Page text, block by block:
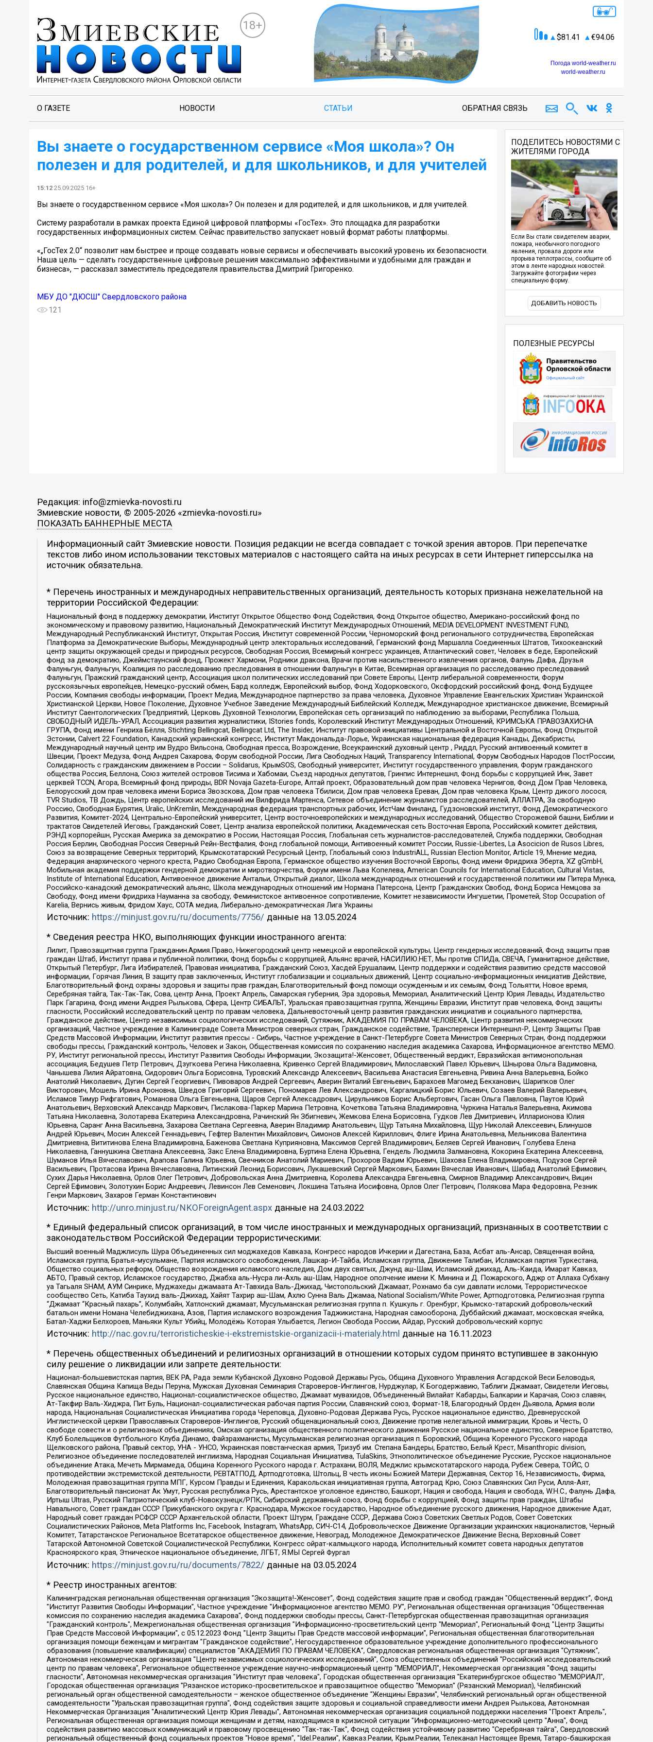
18+
81.41 94.06
Погода world-weather.ru
world-weather.ru
О ГАЗЕТЕ НОВОСТИ СТАТЬИ ОБРАТНАЯ СВЯЗЬ
Вы знаете о государственном сервисе «Моя школа»? Он
полезен и для родителей, и для школьников, и для учителей
15:12 25.09.2025 16+
Вы знаете о государственном сервисе «Моя школа»? Он полезен и для родителей, и для школьников, и для учителей.
Систему разработали в рамках проекта Единой цифровой платформы «ГосТех». Это площадка для разработки
государственных информационных систем. Сейчас правительство запускает новый формат работы платформы.
«„ГосТех 2.0“ позволит нам быстрее и проще создавать новые сервисы и обеспечивать высокий уровень их безопасности.
Наша цель — сделать государственные цифровые решения максимально эффективными и удобными для граждан и
бизнеса», — рассказал заместитель председателя правительства Дмитрий Григоренко.
МБУ ДО "ДЮСШ" Свердловского района
121
ПОДЕЛИТЕСЬ НОВОСТЯМИ С
ЖИТЕЛЯМИ ГОРОДА
Если Вы стали свидетелем аварии,
пожара, необычного погодного
явления, провала дороги или
прорыва теплотрассы, сообщите об
этом в ленте народных новостей.
Загружайте фотографии через
специальную форму.
ДОБАВИТЬ НОВОСТЬ
ПОЛЕЗНЫЕ РЕСУРСЫ
Редакция: info@zmievka-novosti.ru
Змиевские новости, © 2005-2026 «zmievka-novosti.ru»
ПОКАЗАТЬ БАННЕРНЫЕ МЕСТА
Информационный сайт Змиевские новости. Позиция редакции не всегда совпадает с точкой зрения авторов. При перепечатке
текстов либо ином использовании текстовых материалов с настоящего сайта на иных ресурсах в сети Интернет гиперссылка на
источник обязательна.
* Перечень иностранных и международных неправительственных организаций, деятельность которых признана нежелательной на
территории Российской Федерации:
Национальный фонд в поддержку демократии, Институт Открытое Общество Фонд Содействия, Фонд Открытое общество, Американо-российский фонд по
экономическому и правовому развитию, Национальный Демократический Институт Международных Отношений, MEDIA DEVELOPMENT INVESTMENT FUND,
Международный Республиканский Институт, Открытая Россия, Институт современной России, Черноморский фонд регионального сотрудничества, Европейская
Платформа за Демократические Выборы, Международный центр электоральных исследований, Германский фонд Маршалла Соединенных Штатов, Тихоокеанский
центр защиты окружающей среды и природных ресурсов, Свободная Россия, Всемирный конгресс украинцев, Атлантический совет, Человек в беде, Европейский
фонд за демократию, Джеймстаунский фонд, Прожект Хармони, Родники дракона, Врачи против насильственного извлечения органов, Фалунь Дафа, Друзья
Фалуньгун, Фалуньгун, Коалиция по расследованию преследования в отношении Фалуньгун в Китае, Всемирная организация по расследованию преследований
Фалуньгун, Пражский гражданский центр, Ассоциация школ политических исследований при Совете Европы, Центр либеральной современности, Форум
русскоязычных европейцев, Немецко-русский обмен, Бард колледж, Европейский выбор, Фонд Ходорковского, Оксфордский российский фонд, Фонд Будущее
России, Компания свободы информации, Проект Медиа, Международное партнерство за права человека, Духовное Управление Евангельских Христиан Украинской
Христианской Церкви, Новое Поколение, Духовное Учебное Заведение Международный Библейский Колледж, Международное христианское движение, Всемирный
Институт Саентологических Предприятий, Церковь Духовной Технологии, Европейская сеть организаций по наблюдению за выборами, Республика Польша,
СВОБОДНЫЙ ИДЕЛЬ-УРАЛ, Ассоциация развития журналистики, IStories fonds, Королевский Институт Международных Отношений, КРИМСЬКА ПРАВОЗАХИСНА
ГРУПА, Фонд имени Генриха Бёлля, Stichting Bellingcat, Bellingcat Ltd, The Insider, Институт правовой инициативы Центральной и Восточной Европы, Фонд Открытой
Эстонии, Calvert 22 Foundation, Канадский украинский конгресс, Институт Макдональда-Лорье, Украинская национальная федерация Канады, Декабристы,
Международный научный центр им Вудро Вильсона, Свободная пресса, Возрождение, Всеукраинский духовный центр , Риддл, Русский антивоенный комитет в
Швеции, Проект Медуза, Фонд Андрея Сахарова, Форум свободной России, Лига Свободных Наций, Transparеncy International, Форум Свободных Народов ПостРоссии,
Солидарность с гражданским движением в России – Solidarus, КрымSOS, Свободный университет, Институт государственного управления, Форум гражданского
общества Россия, Беллона, Союз жителей островов Тисима и Хабомаи, Съезд народных депутатов, Гринпис Интернешнл, Фонд борьбы с коррупцией Инк, Завет
церквей TCCN, Агора, Всемирный фонд природы, BDR Novaja Gazeta-Europe, Алтай проект, Образовательный дом прав человека Чернигов, Фонд Дом Прав Человека,
Белорусский дом прав человека имени Бориса Звозскова, Дом прав человека Тбилиси, Дом прав человека Ереван, Дом прав человека Крым, Центр дикого лосося,
TVR Studios, ТВ Дождь, Центр европейских исследований им Вилфрида Мартенса, Сетевое объединение журналистов расследователей, АЛЛАТРА, За свободную
Россию, Свободная Бурятия, Uralic, UnKremlin, Международная федерация транспортных рабочих, ИстЧам Финланд, Гудзоновский институт, Фонд Демократического
Развития, Комитет-2024, Центрально-Европейский университет, Центр восточноевропейских и международных исследований, Общество Сторожевой башни, Библии и
трактатов Свидетелей Иеговы, Гражданский Совет, Центр анализа европейской политики, Академическая сеть Восточная Европа, Российский комитет действия,
РЭНД корпорейшн, Русская Америка за демократию в России, Настоящая Россия, Глобальная сеть журналистов-расследователей, Служба поддержки, Свободная
Россия Берлин, Свободная Россия Северный Рейн-Вестфалия, Фонд глобальной помощи, Антивоенный комитет России, Russie-Libertes, La Asocicion de Rusos Libres,
Союз за возвращение Северных территорий, Крымскотатарский Ресурсный Центр, Глобальный союз IndustriALL, Russian Election Monitor, Article 19, Мнение медиа,
Федерация анархического черного креста, Радио Свободная Европа, Германское общество изучения Восточной Европы, Фонд имени Фридриха Эберта, XZ gGmbH,
Мобильная академия поддержки гендерной демократии и миротворчества, Форум имени Льва Копелева, American Councils for International Education, Cultural Vistas,
Institute of International Education, Антивоенное движение Антальи, Открытый диалог, Школа международных отношений и государственной политики им Питера Мунка,
Российско-канадский демократический альянс, Школа международных отношений им Нормана Патерсона, Центр Гражданских Свобод, Фонд Бориса Немцова за
Свободу, Фонд имени Фридриха Науманна за свободу, Феминистское антивоенное сопротивление, Комитет независимости Ингушетии, Прометей, Stop Occupation of
Karelia, Вернись живым, Фридом Хаус, СОТА медиа, Либерально-демократическая Лига Украины
Источник: https://minjust.gov.ru/ru/documents/7756/ данные на 13.05.2024
* Сведения реестра НКО, выполняющих функции иностранного агента:
Лилит, Правозащитная группа Гражданин.Армия.Право, Нижегородский центр немецкой и европейской культуры, Центр гендерных исследований, Фонд защиты прав
граждан Штаб, Институт права и публичной политики, Фонд борьбы с коррупцией, Альянс врачей, НАСИЛИЮ.НЕТ, Мы против СПИДа, СВЕЧА, Гуманитарное действие,
Открытый Петербург, Лига Избирателей, Правовая инициатива, Гражданский Союз, Хасдей Ерушалаим, Центр поддержки и содействия развитию средств массовой
информации, Горячая Линия, В защиту прав заключенных, Институт глобализации и социальных движений, Центр социально-информационных инициатив Действие,
Благотворительный фонд охраны здоровья и защиты прав граждан, Благотворительный фонд помощи осужденным и их семьям, Фонд Тольятти, Новое время,
Серебряная тайга, Так-Так-Так, Сова, центр Анна, Проект Апрель, Самарская губерния, Эра здоровья, Мемориал, Аналитический Центр Юрия Левады, Издательство
Парк Гагарина, Фонд имени Андрея Рылькова, Сфера, Центр СИБАЛЬТ, Уральская правозащитная группа, Женщины Евразии, Институт прав человека, Фонд защиты
гласности, Российский исследовательский центр по правам человека, Дальневосточный центр развития гражданских инициатив и социального партнерства,
Гражданское действие, Центр независимых социологических исследований, Сутяжник, АКАДЕМИЯ ПО ПРАВАМ ЧЕЛОВЕКА, Центр развития некоммерческих
организаций, Частное учреждение в Калининграде Совета Министров северных стран, Гражданское содействие, Трансперенси Интернешнл-Р, Центр Защиты Прав
Средств Массовой Информации, Институт развития прессы - Сибирь, Частное учреждение в Санкт-Петербурге Совета Министров Северных Стран, Фонд поддержки
свободы прессы, Гражданский контроль, Человек и Закон, Общественная комиссия по сохранению наследия академика Сахарова, Информационное агентство МЕМО.
РУ, Институт региональной прессы, Институт Развития Свободы Информации, Экозащита!-Женсовет, Общественный вердикт, Евразийская антимонопольная
ассоциация, Бедушев Петр Петрович, Дзугкоева Регина Николаевна, Кривенко Сергей Владимирович, Милославский Павел Юрьевич, Шнырова Ольга Вадимовна,
Чанышева Лилия Айратовна, Сидорович Ольга Борисовна, Туровский Александр Алексеевич, Васильева Анастасия Евгеньевна, Ривина Анна Валерьевна, Бойко
Анатолий Николаевич, Дугин Сергей Георгиевич, Пивоваров Андрей Сергеевич, Аверин Виталий Евгеньевич, Барахоев Магомед Бекханович, Шарипков Олег
Викторович, Мошель Ирина Ароновна, Шведов Григорий Сергеевич, Пономарев Лев Александрович, Каргалицкий Борис Юльевич, Созаев Валерий Валерьевич,
Исламов Тимур Рифгатович, Романова Ольга Евгеньевна, Щаров Сергей Алексадрович, Цирульников Борис Альбертович, Гасан Ольга Павловна, Паутов Юрий
Анатольевич, Верховский Александр Маркович, Пислакова-Паркер Марина Петровна, Кочеткова Татьяна Владимировна, Чуркина Наталья Валерьевна, Акимова
Татьяна Николаевна, Золотарева Екатерина Александровна, Рачинский Ян Збигневич, Жемкова Елена Борисовна, Гудков Лев Дмитриевич, Илларионова Юлия
Юрьевна, Саранг Анна Васильевна, Захарова Светлана Сергеевна, Аверин Владимир Анатольевич, Щур Татьяна Михайловна, Щур Николай Алексеевич, Блинушов
Андрей Юрьевич, Мосин Алексей Геннадьевич, Гефтер Валентин Михайлович, Симонов Алексей Кириллович, Флиге Ирина Анатольевна, Мельникова Валентина
Дмитриевна, Вититинова Елена Владимировна, Баженова Светлана Куприяновна, Максимов Сергей Владимирович, Беляев Сергей Иванович, Голубева Елена
Николаевна, Ганнушкина Светлана Алексеевна, Закс Елена Владимировна, Буртина Елена Юрьевна, Гендель Людмила Залмановна, Кокорина Екатерина Алексеевна,
Шуманов Илья Вячеславович, Арапова Галина Юрьевна, Свечников Анатолий Мариевич, Прохоров Вадим Юрьевич, Шахова Елена Владимировна, Подузов Сергей
Васильевич, Протасова Ирина Вячеславовна, Литинский Леонид Борисович, Лукашевский Сергей Маркович, Бахмин Вячеслав Иванович, Шабад Анатолий Ефимович,
Сухих Дарья Николаевна, Орлов Олег Петрович, Добровольская Анна Дмитриевна, Королева Александра Евгеньевна, Смирнов Владимир Александрович, Вицин
Сергей Ефимович, Золотухин Борис Андреевич, Левинсон Лев Семенович, Локшина Татьяна Иосифовна, Орлов Олег Петрович, Полякова Мара Федоровна, Резник
Генри Маркович, Захаров Герман Константинович
Источник: http://unro.minjust.ru/NKOForeignAgent.aspxданные на 24.03.2022
* Единый федеральный список организаций, в том числе иностранных и международных организаций, признанных в соответствии с
законодательством Российской Федерации террористическими:
Высший военный Маджлисуль Шура Объединенных сил моджахедов Кавказа, Конгресс народов Ичкерии и Дагестана, База, Асбат аль-Ансар, Священная война,
Исламская группа, Братья-мусульмане, Партия исламского освобождения, Лашкар-И-Тайба, Исламская группа, Движение Талибан, Исламская партия Туркестана,
Общество социальных реформ, Общество возрождения исламского наследия, Дом двух святых, Джунд аш-Шам, Исламский джихад, Аль-Каида, Имарат Кавказ,
АБТО, Правый сектор, Исламское государство, Джабха аль-Нусра ли-Ахль аш-Шам, Народное ополчение имени К. Минина и Д. Пожарского, Аджр от Аллаха Субхану
уа Тагьаля SHAM, АУМ Синрике, Муджахеды джамаата Ат-Тавхида Валь-Джихад, Чистопольский Джамаат, Рохнамо ба суи давлати исломи, Террористическое
сообщество Сеть, Катиба Таухид валь-Джихад, Хайят Тахрир аш-Шам, Ахлю Сунна Валь Джамаа, National Socialism/White Power, Артподготовка, Религиозная группа
“Джамаат “Красный пахарь”, Колумбайн, Хатлонский джамаат, Мусульманская религиозная группа п. Кушкуль г. Оренбург, Крымско-татарский добровольческий
батальон имени Номана Челебиджихана, Азов, Партия исламского возрождения Таджикистана, Народная самооборона, Дуббайский джамаат, московская ячейка,
Батал-Хаджи Белхороев, Маньяки Культ Убийц, Молодёжь Которая Улыбается, Легион Свобода России, Айдар, Русский добровольческий корпус
Источник: http://nac.gov.ru/terroristicheskie-i-ekstremistskie-organizacii-i-materialy.html данные на 16.11.2023
* Перечень общественных объединений и религиозных организаций в отношении которых судом принято вступившее в законную
силу решение о ликвидации или запрете деятельности:
Национал-большевистская партия, ВЕК РА, Рада земли Кубанской Духовно Родовой Державы Русь, Община Духовного Управления Асгардской Веси Беловодья,
Славянская Община Капища Веды Перуна, Мужская Духовная Семинария Староверов-Инглингов, Нурджулар, К Богодержавию, Таблиги Джамаат, Свидетели Иеговы,
Русское национальное единство, Национал-социалистическое общество, Джамаат мувахидов, Объединенный Вилайат Кабарды, Балкарии и Карачая, Союз славян,
Ат-Такфир Валь-Хиджра, Пит Буль, Национал-социалистическая рабочая партия России, Славянский союз, Формат-18, Благородный Орден Дьявола, Армия воли
народа, Национальная Социалистическая Инициатива города Череповца, Духовно-Родовая Держава Русь, Русское национальное единство, Древнерусской
Инглистической церкви Православных Староверов-Инглингов, Русский общенациональный союз, Движение против нелегальной иммиграции, Кровь и Честь, О
свободе совести и о религиозных объединениях, Омская организация общественного политического движения Русское национальное единство, Северное Братство,
Клуб Болельщиков Футбольного Клуба Динамо, Файзрахманисты, Мусульманская религиозная организация п. Боровский, Община Коренного Русского народа
Щелковского района, Правый сектор, УНА - УНСО, Украинская повстанческая армия, Тризуб им. Степана Бандеры, Братство, Белый Крест, Misanthropic division,
Религиозное объединение последователей инглиизма, Народная Социальная Инициатива, TulaSkins, Этнополитическое объединение Русские, Русское национальное
объединение Атака, Мечеть Мирмамеда, Община Коренного Русского народа г. Астрахани, ВОЛЯ, Меджлис крымскотатарского народа, Рубеж Севера, ТОЙС, О
противодействии экстремистской деятельности, РЕВТАТПОД, Артподготовка, Штольц, В честь иконы Божией Матери Державная, Сектор 16, Независимость, Фирма,
Молодежная правозащитная группа МПГ, Курсом Правды и Единения, Каракольская инициативная группа, Автоград Крю, Союз Славянских Сил Руси, Алля-Аят,
Благотворительный пансионат Ак Умут, Русская республика Русь, Арестантское уголовное единство, Башкорт, Нация и свобода, Нация и свобода, W.H.С., Фалунь Дафа,
Иртыш Ultras, Русский Патриотический клуб-Новокузнецк/РПК, Сибирский державный союз, Фонд борьбы с коррупцией, Фонд защиты прав граждан, Штабы
Навального, Совет граждан СССР Прикубанского округа г. Краснодара, Мужское государство, Народное объединение русского движения, Народное движение Адат,
Народный совет граждан РСФСР СССР Архангельской области, Проект Штурм, Граждане СССР, Держава Союз Советских Светлых Родов, Совет Советских
Социалистических Районов, Meta Platforms Inc, Facebook, Instagram, WhatsApp, СИЧ-С14, Добровольческое Движение Организации украинских националистов, Черный
Комитет, Татарстанское Региональное Всетатарское общественное движение, Невоград, Молодежное Демократическое Движение Весна, Верховный Совет
Татарской Автономной Советской Социалистической Республики, Конгресс ойрат-калмыцкого народа, Исполнительный комитет совета народных депутатов
Красноярского края, Этническое национальное объединение, ЛГБТ, Я.МЫ Сергей Фургал
Источник: https://minjust.gov.ru/ru/documents/7822/ данные на 03.05.2024
* Реестр иностранных агентов:
Калининградская региональная общественная организация "Экозащита!-Женсовет", Фонд содействия защите прав и свобод граждан "Общественный вердикт", Фонд "Институт Развития Свободы Информации", Частное учреждение "Информационное агентство МЕМО. РУ", Региональная общественная организация "Общественная комиссия по сохранению наследия академика Сахарова", Фонд поддержки свободы прессы, Санкт-Петербургская общественная правозащитная организация "Гражданский контроль", Межрегиональная общественная организация "Информационно-просветительский центр "Мемориал", Региональный Фонд "Центр Защиты Прав Средств Массовой Информации", с 05.12.2023 Фонд "Центр Защиты Прав Средств массовой информации", Региональная общественная благотворительная организация помощи беженцам и мигрантам "Гражданское содействие", Негосударственное образовательное учреждение дополнительного профессионального образования (повышение квалификации) специалистов "АКАДЕМИЯ ПО ПРАВАМ ЧЕЛОВЕКА", Свердловская региональная общественная организация "Сутяжник", Автономная некоммерческая организация "Центр независимых социологических исследований", Союз общественных объединений "Российский исследовательский центр по правам человека", Региональное общественное учреждение научно-информационный центр "МЕМОРИАЛ", Некоммерческая организация "Фонд защиты гласности", Автономная некоммерческая организация "Институт прав человека", Городская общественная организация "Екатеринбургское общество "МЕМОРИАЛ", Городская общественная организация "Рязанское историко-просветительское и правозащитное общество "Мемориал" (Рязанский Мемориал), Челябинский региональный орган общественной самодеятельности – женское общественное объединение "Женщины Евразии", Челябинский региональный орган общественной самодеятельности "Уральская правозащитная группа", Фонд содействия защите здоровья и социальной справедливости имени Андрея Рылькова, Автономная Некоммерческая Организация "Аналитический Центр Юрия Левады", Автономная некоммерческая организация социальной поддержки населения "Проект Апрель", Региональная общественная организация помощи женщинам и детям, находящимся в кризисной ситуации "Информационно-методический центр "Анна", Фонд содействия развитию массовых коммуникаций и правовому просвещению "Так-так-Так", Фонд содействия устойчивому развитию "Серебряная тайга", Свердловский региональный общественный фонд социальных проектов "Новое время", "Idel.Реалии", Кавказ.Реалии, Крым.Реалии, Телеканал Настоящее Время, Татаро-башкирская служба Радио Свобода (Azatliq Radiosi), Радио Свободная Европа/Радио Свобода (PCE/PC), "Сибирь.Реалии", "Фактограф", Благотворительный фонд помощи осужденным и их семьям, Автономная некоммерческая организация "Институт глобализации и социальных движений", Фонд "В защиту прав заключенных", Частное учреждение "Центр поддержки и содействия развитию средств массовой информации", Пензенский региональный общественный благотворительный фонд "Гражданский союз", "Север.Реалии", Некоммерческая организация Фонд "Правовая инициатива", Общество с ограниченной ответственностью "Радио Свободная Европа/Радио Свобода", Чешское информационное агентство "MEDIUM-ORIENT", Красноярская региональная общественная организация "Мы против СПИДа", Камалягин Денис Николаевич, Маркелов Сергей Евгеньевич, Пономарев Лев Александрович, Савицкая Людмила Алексеевна, Автономная некоммерческая организация "Центр по работе с проблемой насилия "НАСИЛИЮ.НЕТ", Межрегиональный профессиональный союз работников здравоохранения "Альянс врачей", Юридическое лицо, зарегистрированное в Латвийской Республике, SIA "Medusa Project" (регистрационный номер 40103797863, дата регистрации 10.06.2014), Некоммерческая организация "Фонд по борьбе с коррупцией", Автономная некоммерческая организация "Институт права и публичной политики", Баданин Роман Сергеевич, Гликин Максим Александрович, Железнова Мария Михайловна, Лукьянова Юлия Сергеевна, Маетная Елизавета Витальевна, Маняхин Петр Борисович, Чуракова Ольга Владимировна, Ярош Юлия Петровна, Юридическое лицо "The Insider SIA", зарегистрированное в Риге, Латвийская Республика (дата регистрации 26.06.2015), являющееся администратором доменного имени интернет-издания "The Insider SIA", https://theins.ru, Постернак Алексей Евгеньевич, Рубин Михаил Аркадьевич, Анин Роман Александрович, Юридическое лицо Istories fonds, зарегистрированное в Латвийской Республике (регистрационный номер 50008295751, дата регистрации 24.02.2020), Великовский Дмитрий Александрович, Долинина Ирина Николаевна, Мароховская Алеся Алексеевна, Шлейнов Роман Юрьевич, Шмагун Олеся Валентиновна, Общество с ограниченной ответственностью "Альтаир 2021", Общество с ограниченной ответственностью "Вега 2021", Общество с ограниченной ответственностью "Главный редактор 2021", Общество с ограниченной ответственностью "Ромашки монолит", Важенков Артем Валерьевич, Ивановская областная общественная организация "Центр гендерных исследований", Гурман Юрий Альбертович, Медиапроект "ОВД-Инфо", Егоров Владимир Владимирович, Жилинский Владимир Александрович, Общество с ограниченной ответственностью "ЗП", Иванова София Юрьевна, Карезина Инна Павловна, Кильтау Екатерина Викторовна, Петров Алексей Викторович, Пискунов Сергей Евгеньевич, Смирнов Сергей Сергеевич, Тихонов Михаил Сергеевич, Общество с ограниченной ответственностью "ЖУРНАЛИСТ-ИНОСТРАННЫЙ АГЕНТ", Арапова Галина Юрьевна, Вольтская Татьяна Анатольевна, Американская компания "Mason G.E.S. Anonymous Foundation" (США), являющаяся владельцем интернет-издания https://mnews.world/, Компания "Stichting Bellingcat", зарегистрированная в Нидерландах (дата регистрации 11.07.2018), Захаров Андрей Вячеславович, Клепиковская Екатерина Дмитриевна, Общество с ограниченной ответственностью "МЕМО", Перл Роман Александрович, Симонов Евгений Алексеевич, Соловьева Елена Анатольевна, Сотников Даниил Владимирович, Сурначева Елизавета Дмитриевна, Автономная некоммерческая организация по защите прав человека и информированию населения "Якутия – Наше Мнение", Общество с ограниченной ответственностью "Москоу диджитал медиа", с 26.01.2023 Общество с ограниченной ответственностью "Чайка Белые сады", Ветошкина Валерия Валерьевна, Заговора Максим Александрович, Межрегиональное общественное движение "Российская ЛГБТ - сеть", Оленичев Максим Владимирович, Павлов Иван Юрьевич, Скворцова Елена Сергеевна, Общество с ограниченной ответственностью "Как бы инагент", Кочетков Игорь Викторович, Общество с ограниченной ответственностью "Честные выборы", Еланчик Олег Александрович, Общество с ограниченной ответственностью "Нобелевский призыв", Гималова Регина Эмилевна, Григорьев Андрей Валерьевич, Григорьева Алина Александровна, Ассоциация по содействию защите прав призывников, альтернативнослужащих и военнослужащих "Правозащитная группа "Гражданин.Армия.Право", Хисамова Регина Фаритовна, Автономная некоммерческая организация по реализации социально-правовых программ "Лилит", Дальневосточное общественное движение "Маяк", Санкт-Петербургская ЛГБТ-инициативная группа "Выход", Инициативная группа ЛГБТ+ "Реверс", Алексеев Андрей Викторович, Бекбулатова Таисия Львовна, Беляев Иван Михайлович, Владыкина Елена Сергеевна, Гельман Марат Александрович, Никульшина Вероника Юрьевна, Толоконникова Надежда Андреевна, Шендерович Виктор Анатольевич, Общество с ограниченной ответственностью "Данное сообщение", Общество с ограниченной ответственностью Издательский дом "Новая глава", Айнбиндер Александра Александровна, Московский комьюнити-центр для ЛГБТ+инициатив, Благотворительный фонд развития филантропии, Deutsche Welle (Германия, Kurt-Schumacher-Strasse 3, 53113 Bonn), Борзунова Мария Михайловна, Воробьев Виктор Викторович, Голубева Анна Львовна, Константинова Алла Михайловна, Малкова Ирина Владимировна, Мурадов Мурад Абдулгалимович, Осетинская Елизавета Николаевна, Понасенков Евгений Николаевич, Ганапольский Матвей Юрьевич, Киселев Евгений Алексеевич, Борухович Ирина Григорьевна, Дремин Иван Тимофеевич, Дубровский Дмитрий Викторович, Красноярская региональная общественная организация поддержки и развития альтернативных образовательных технологий и межкультурных коммуникаций "ИНТЕРРА", Маяковская Екатерина Алексеевна, Фейгин Марк Захарович, Филимонов Андрей Викторович, Дзугкоева Регина Николаевна, Доброхотов Роман Александрович, Дудь Юрий Александрович, Елкин Сергей Владимирович, Кругликов Кирилл Игоревич, Сабунаева Мария Леонидовна, Семенов Алексей Владимирович, Шаинян Карен Багратович, Шульман Екатерина Михайловна, Асафьев Артур Валерьевич, Вахштайн Виктор Семенович, Венедиктов Алексей Алексеевич, Лушникова Екатерина Евгеньевна, Волков Леонид Михайлович, Невзоров Александр Глебович, Пархоменко Сергей Борисович, Сироткин Ярослав Николаевич, Кара-Мурза Владимир Владимирович, Баранова Наталья Владимировна, Гозман Леонид Яковлевич, Кагарлицкий Борис Юльевич, Климарев Михаил Валерьевич, Милов Владимир Станиславович, Автономная некоммерческая организация Краснодарский центр современного искусства "Типография", Моргенштерн Алишер Тагирович, Соболь Любовь Эдуардовна, Общество с ограниченной ответственностью "ЛИЗА НОРМ", Каспаров Гарри Кимович, Ходорковский Михаил Борисович, Общество с ограниченной ответственностью "Апрельские тезисы", Данилович Ирина Брониславовна, Кашин Олег Владимирович, Петров Николай Владимирович, Пивоваров Алексей Владимирович, Соколов Михаил Владимирович, Цветкова Юлия Владимировна, Чичваркин Евгений Александрович, Комитет против пыток/Команда против пыток, Общество с ограниченной ответственностью "Первый научный", Общество с ограниченной ответственностью "Вертолет и ко", Белоцерковская Вероника Борисовна, Кац Максим Евгеньевич, Лазарева Татьяна Юрьевна, Шаведдинов Руслан Табризович, Яшин Илья Валерьевич, Общество с ограниченной ответственностью "Иноагент ААВ", Алешковский Дмитрий Петрович, Альбац Евгения Марковна, Быков Дмитрий Львович, Галямина Юлия Евгеньевна, Лойко Сергей Леонидович, Мартынов Кирилл Константинович, Медведев Сергей Александрович, Крашенинников Федор Геннадиевич, Гордеева Катерина Вл